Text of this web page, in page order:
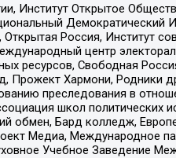
Институт Открытое
Демократический
Россия, Институт
центр
ресурсов, Свободная
Хармони, Родники
преследования в
школ
обмен, Бард колледж,
Медиа, Международное
Учебное Заведение